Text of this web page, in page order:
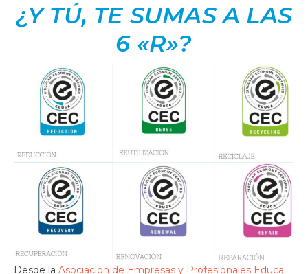
¿Y TÚ, TE SUMAS A LAS
6 «R»?
Desde la Asociación de Empresas y Profesionales Educa